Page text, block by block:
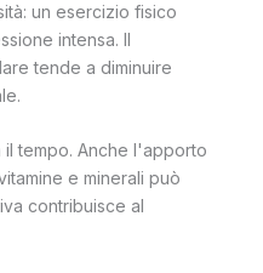
un esercizio fisico
intensa. Il
tende a diminuire
tempo. Anche l'apporto
e minerali può
contribuisce al